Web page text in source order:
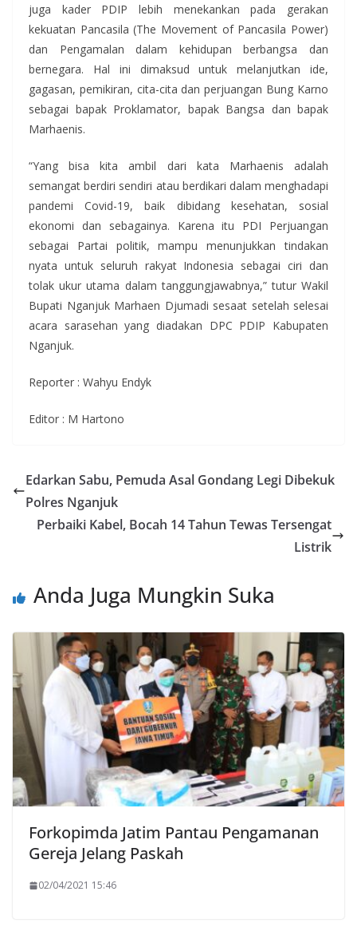
juga kader PDIP lebih menekankan pada gerakan
kekuatan Pancasila (The Movement of Pancasila Power)
dan Pengamalan dalam kehidupan berbangsa dan
bernegara. Hal ini dimaksud untuk melanjutkan ide,
gagasan, pemikiran, cita-cita dan perjuangan Bung Karno
sebagai bapak Proklamator, bapak Bangsa dan bapak
Marhaenis.
“Yang bisa kita ambil dari kata Marhaenis adalah
semangat berdiri sendiri atau berdikari dalam menghadapi
pandemi Covid-19, baik dibidang kesehatan, sosial
ekonomi dan sebagainya. Karena itu PDI Perjuangan
sebagai Partai politik, mampu menunjukkan tindakan
nyata untuk seluruh rakyat Indonesia sebagai ciri dan
tolak ukur utama dalam tanggungjawabnya,” tutur Wakil
Bupati Nganjuk Marhaen Djumadi sesaat setelah selesai
acara sarasehan yang diadakan DPC PDIP Kabupaten
Nganjuk.
Reporter : Wahyu Endyk
Editor : M Hartono
Edarkan Sabu, Pemuda Asal Gondang Legi Dibekuk
Polres Nganjuk
Perbaiki Kabel, Bocah 14 Tahun Tewas Tersengat
Listrik
Anda Juga Mungkin Suka
Forkopimda Jatim Pantau Pengamanan
Gereja Jelang Paskah
02/04/2021 15:46